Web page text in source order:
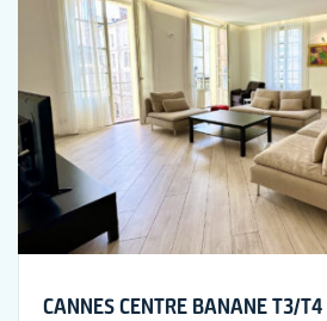
CANNES CENTRE BANANE T3/